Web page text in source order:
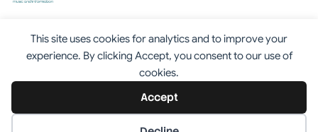
This site uses cookies for analytics and to improve your
experience. By clicking Accept, you consent to our use of
cookies.
Accept
Tentang Redaksi Kontak Disclaimer
Iklan